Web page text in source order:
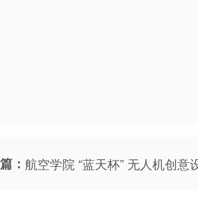
： 航空学院 “蓝天杯” 无人机创意